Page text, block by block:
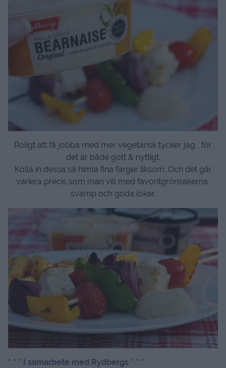
Roligt att få jobba med mer vegetarisk tycker jag , för
det är både gott & nyttigt.
Kolla in dessa så himla fina färger liksom. Och det går
variera precis som man vill med favoritgrönsakerna,
svamp och goda lökar.
* * * I samarbete med Rydbergs * * *